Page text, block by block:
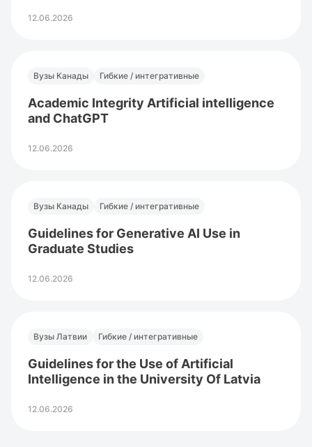
12.06.2026
Вузы Канады Гибкие / интегративные
Academic Integrity Artificial intelligence
and ChatGPT
12.06.2026
Вузы Канады Гибкие / интегративные
Guidelines for Generative AI Use in
Graduate Studies
12.06.2026
Вузы Латвии Гибкие / интегративные
Guidelines for the Use of Artificial
Intelligence in the University Of Latvia
12.06.2026